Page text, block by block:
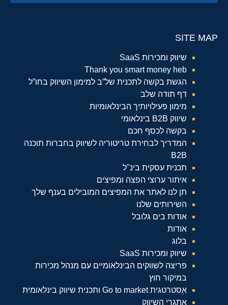
SITE MAP
שיווק ומכירות SaaS
Thank you smart money heb
הגשת בקשה לתכנית של”ב למימון השיווק בחו”ל
דף תודה שלב
מימון פעילויותיך הבינלאומיות
שיווק B2B בינלאומי
בקשה לכסף חכם
המדריך לבחירת טריטוריה לשיווק בחברות תוכנה
B2B
תכנית עסקית בינ"ל
איתור ערוצי הפצה ומפיצים
תן לנו לאתר את המפיצים המובילים בענף שלך
השירותים שלנו
אודות בים גלובל
אודות
בלוג
שיווק ומכירות SaaS
פריצה לשווקים הבינלאומיים עם מנהל מכירות
במיקור חוץ
אסטרטגית Go to market ותכנית שיווק בינלאומית
אתגרי השיווק